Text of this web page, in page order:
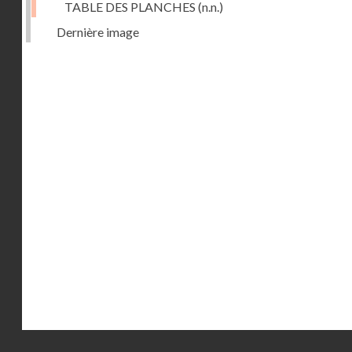
TABLE DES PLANCHES (n.n.)
Dernière image